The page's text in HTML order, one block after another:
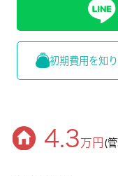
初期費用を知
4.3万円 (